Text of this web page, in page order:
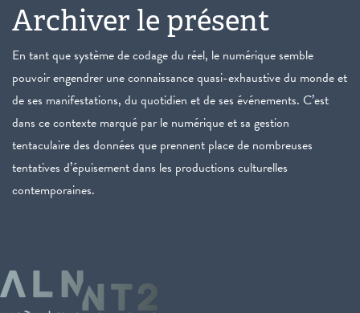
Archiver le présent
En tant que système de codage du réel, le numérique semble
pouvoir engendrer une connaissance quasi-exhaustive du monde et
de ses manifestations, du quotidien et de ses événements. C’est
dans ce contexte marqué par le numérique et sa gestion
tentaculaire des données que prennent place de nombreuses
tentatives d’épuisement dans les productions culturelles
contemporaines.